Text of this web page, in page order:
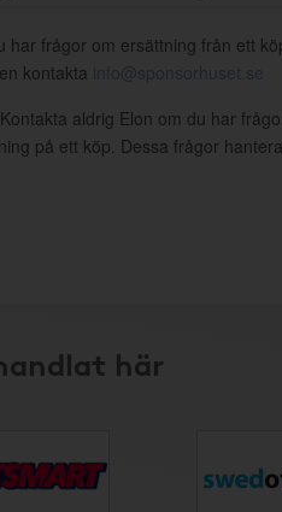
har frågor om ersättning från ett
kontakta info@sponsorhuset.se
aldrig Elon om du har
på ett köp. Dessa frågor
här